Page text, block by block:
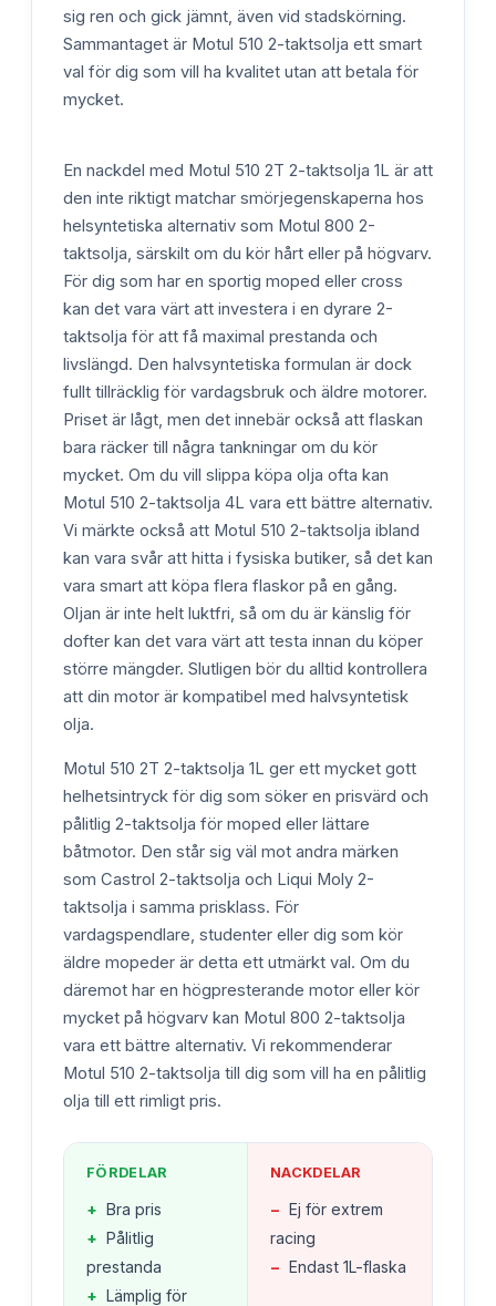
sig ren och gick jämnt, även vid stadskörning.
Sammantaget är Motul 510 2-taktsolja ett smart
val för dig som vill ha kvalitet utan att betala för
mycket.
En nackdel med Motul 510 2T 2-taktsolja 1L är att
den inte riktigt matchar smörjegenskaperna hos
helsyntetiska alternativ som Motul 800 2-
taktsolja, särskilt om du kör hårt eller på högvarv.
För dig som har en sportig moped eller cross
kan det vara värt att investera i en dyrare 2-
taktsolja för att få maximal prestanda och
livslängd. Den halvsyntetiska formulan är dock
fullt tillräcklig för vardagsbruk och äldre motorer.
Priset är lågt, men det innebär också att flaskan
bara räcker till några tankningar om du kör
mycket. Om du vill slippa köpa olja ofta kan
Motul 510 2-taktsolja 4L vara ett bättre alternativ.
Vi märkte också att Motul 510 2-taktsolja ibland
kan vara svår att hitta i fysiska butiker, så det kan
vara smart att köpa flera flaskor på en gång.
Oljan är inte helt luktfri, så om du är känslig för
dofter kan det vara värt att testa innan du köper
större mängder. Slutligen bör du alltid kontrollera
att din motor är kompatibel med halvsyntetisk
olja.
Motul 510 2T 2-taktsolja 1L ger ett mycket gott
helhetsintryck för dig som söker en prisvärd och
pålitlig 2-taktsolja för moped eller lättare
båtmotor. Den står sig väl mot andra märken
som Castrol 2-taktsolja och Liqui Moly 2-
taktsolja i samma prisklass. För
vardagspendlare, studenter eller dig som kör
äldre mopeder är detta ett utmärkt val. Om du
däremot har en högpresterande motor eller kör
mycket på högvarv kan Motul 800 2-taktsolja
vara ett bättre alternativ. Vi rekommenderar
Motul 510 2-taktsolja till dig som vill ha en pålitlig
olja till ett rimligt pris.
FÖRDELAR
+ Bra pris
+ Pålitlig
prestanda
+ Lämplig för
NACKDELAR
− Ej för extrem
racing
− Endast 1L-flaska